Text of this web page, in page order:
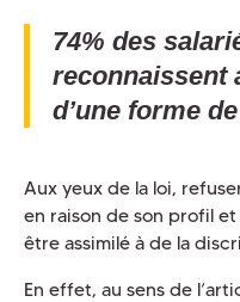
74% des
reconnaissent
d’une forme
Aux yeux de la loi,
en raison de son profil
être assimilé à de la
En effet, au sens de